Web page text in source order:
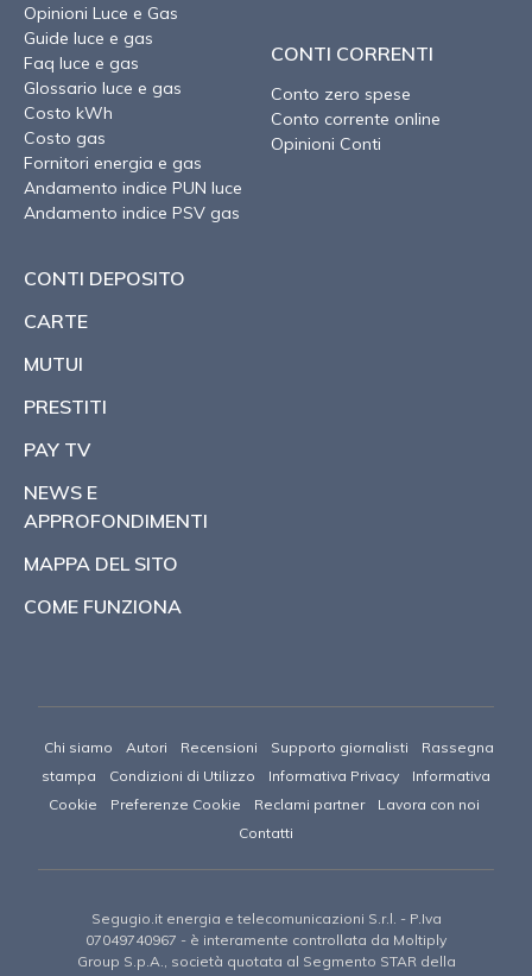
Opinioni Luce e Gas
Guide luce e gas
Faq luce e gas
Glossario luce e gas
Costo kWh
Costo gas
Fornitori energia e gas
Andamento indice PUN luce
Andamento indice PSV gas
CONTI CORRENTI
Conto zero spese
Conto corrente online
Opinioni Conti
CONTI DEPOSITO
CARTE
MUTUI
PRESTITI
PAY TV
NEWS E
APPROFONDIMENTI
MAPPA DEL SITO
COME FUNZIONA
Chi siamo Autori Recensioni Supporto giornalisti
Rassegna
stampa
Condizioni di Utilizzo Informativa Privacy
Informativa
Cookie
Preferenze Cookie Reclami partner
Lavora con noi
Contatti
Segugio.it energia e telecomunicazioni S.r.l. - P.Iva
07049740967 - è interamente controllata da Moltiply
Group S.p.A., società quotata al Segmento STAR della